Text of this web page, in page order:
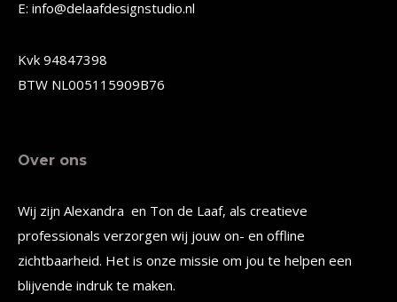
de
productpagina
E: info@delaafdesignstudio.nl
Kvk 94847398
BTW NL005115909B76
Over ons
Wij zijn Alexandra en Ton de Laaf, als creatieve
professionals verzorgen wij jouw on- en offline
zichtbaarheid. Het is onze missie om jou te helpen een
blijvende indruk te maken.